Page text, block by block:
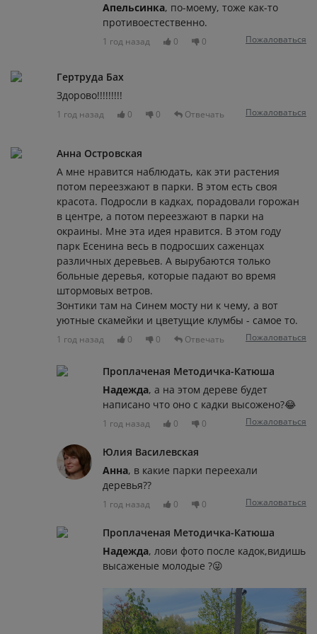
Апельсинка, по-моему, тоже как-то
противоестественно.
1 год назад 0 0 Пожаловаться
Гертруда Бах
Здорово!!!!!!!!!
1 год назад 0 0 Отвечать Пожаловаться
Анна Островская
А мне нравится наблюдать, как эти растения
потом переезжают в парки. В этом есть своя
красота. Подросли в кадках, порадовали горожан
в центре, а потом переезжают в парки на
окраины. Мне эта идея нравится. В этом году
парк Есенина весь в подросших саженцах
различных деревьев. А вырубаются только
больные деревья, которые падают во время
штормовых ветров.
Зонтики там на Синем мосту ни к чему, а вот
уютные скамейки и цветущие клумбы - самое то.
1 год назад 0 0 Отвечать Пожаловаться
Проплаченая Методичка-Катюша
Надежда, а на этом дереве будет
написано что оно с кадки высожено?😂
1 год назад 0 0 Пожаловаться
Юлия Василевская
Анна, в какие парки переехали
деревья??
1 год назад 0 0 Пожаловаться
Проплаченая Методичка-Катюша
Надежда, лови фото после кадок,видишь
высаженые молодые ?😜